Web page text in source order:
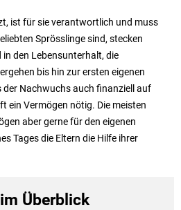
ist für sie verantwortlich und muss
Sprösslinge sind, stecken
in den Lebensunterhalt, die
bis hin zur ersten eigenen
der Nachwuchs auch finanziell auf
ein Vermögen nötig. Die meisten
aber gerne für den eigenen
Tages die Eltern die Hilfe ihrer
Überblick